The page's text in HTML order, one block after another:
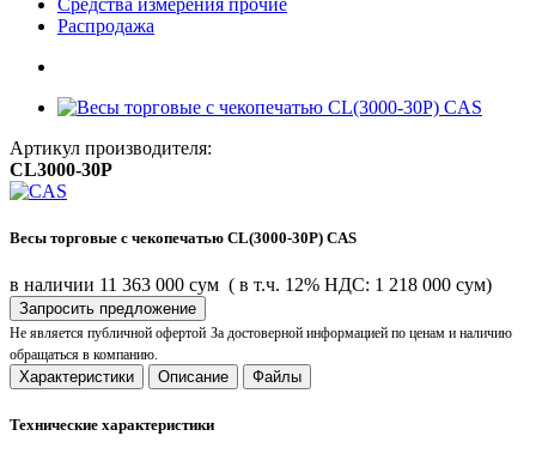
Распродажа
Артикул производителя:
CL3000-30P
Весы торговые с чекопечатью CL(3000-30P) CAS
в наличии 11 363 000 сум ( в т.ч. 12% НДС: 1 218 000 сум)
Запросить предложение
Не является публичной офертой За достоверной информацией по ценам и наличию
обращаться в компанию.
Характеристики Описание Файлы
Технические характеристики